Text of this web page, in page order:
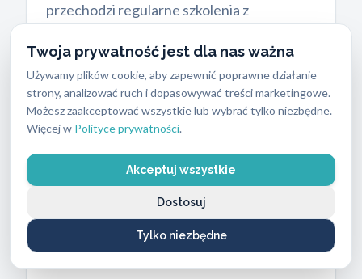
Twoja prywatność jest dla nas ważna
Używamy plików cookie, aby zapewnić poprawne działanie
strony, analizować ruch i dopasowywać treści marketingowe.
Możesz zaakceptować wszystkie lub wybrać tylko niezbędne.
Więcej w Polityce prywatności.
Akceptuj wszystkie
Tylko niezbędne
Dostosuj
przechodzi regularne szkolenia z
regularnie rozwija umiejętności i wiedzę, co
pozwala nam otwierać nawet najbardziej
skomplikowane mechanizmy ryglowe.
Warto też sprawdzić, czy firma posiada
licencję oraz ubezpieczenie OC.
Cennik usług ślusarskich
materiałów